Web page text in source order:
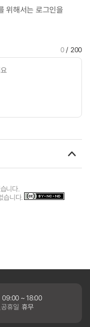
위해서는 로그인을
0/ 200
니다.
습니다.
09:00 ~ 18:00
휴일 휴무